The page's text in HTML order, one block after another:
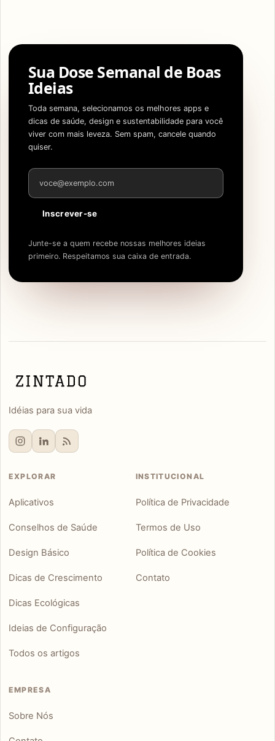
Sua Dose Semanal de Boas
Ideias
Toda semana, selecionamos os melhores apps e
dicas de saúde, design e sustentabilidade para você
viver com mais leveza. Sem spam, cancele quando
quiser.
Endereço de e-mail
Inscrever-se
Junte-se a quem recebe nossas melhores ideias
primeiro. Respeitamos sua caixa de entrada.
Idéias para sua vida
EXPLORAR
Aplicativos
Conselhos de Saúde
Design Básico
Dicas de Crescimento
Dicas Ecológicas
Ideias de Configuração
Todos os artigos
INSTITUCIONAL
Política de Privacidade
Termos de Uso
Política de Cookies
Contato
EMPRESA
Sobre Nós